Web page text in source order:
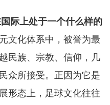
际上处于一个什么样的
文化体系中，被誉为最
民族、宗教、信仰，几
众所接受。正因为它是
形态上，足球文化往往